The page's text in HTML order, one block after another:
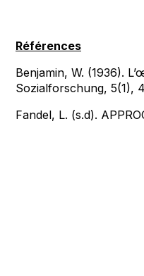
Références
Benjamin, W. (1936).
Sozialforschung, 5(1),
Fandel, L. (s.d).